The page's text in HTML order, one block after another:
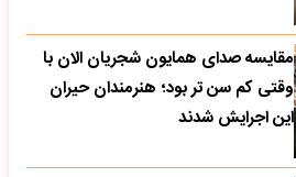
مقایسه صدای همایون شجریان الان با
وقتی کم سن تر بود؛ هنرمندان حیران
این اجرایش شدند